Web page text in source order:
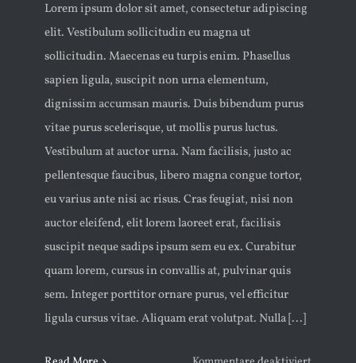
Lorem ipsum dolor sit amet, consectetur adipiscing
elit. Vestibulum sollicitudin eu magna ut
sollicitudin. Maecenas eu turpis enim. Phasellus
sapien ligula, suscipit non urna elementum,
dignissim accumsan mauris. Duis bibendum purus
vitae purus scelerisque, ut mollis purus luctus.
Vestibulum at auctor urna. Nam facilisis, justo ac
pellentesque faucibus, libero magna congue tortor,
eu varius ante nisi ac risus. Cras feugiat, nisi non
auctor eleifend, elit lorem laoreet erat, facilisis
suscipit neque sadips ipsum sem eu ex. Curabitur
quam lorem, cursus in convallis at, pulvinar quis
sem. Integer porttitor ornare purus, vel efficitur
ligula cursus vitae. Aliquam erat volutpat. Nulla [...]